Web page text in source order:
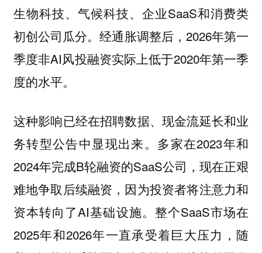
生物科技、气候科技、企业SaaS和消费类
初创公司瓜分。经通胀调整后，2026年第一
季度非AI风投融资实际上低于2020年第一季
度的水平。
这种影响已经在招聘数据、现金流延长和业
务转型公告中显现出来。多家在2023年和
2024年完成B轮融资的SaaS公司，现在正艰
难地争取后续融资，因为投资者将注意力和
资本转向了AI基础设施。整个SaaS市场在
2025年和2026年一直承受着巨大压力，随